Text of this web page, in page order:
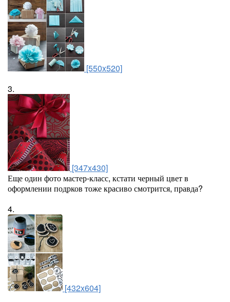
[550x520]
3.
[347x430]
Еще один фото мастер-класс, кстати черный цвет в
оформлении подрков тоже красиво смотрится, правда?
4.
[432x604]